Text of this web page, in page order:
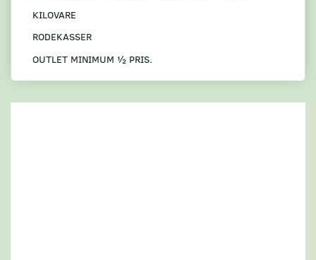
KILOVARE
RODEKASSER
OUTLET MINIMUM ½ PRIS.